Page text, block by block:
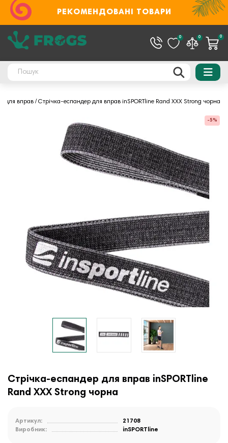
РЕКОМЕНДОВАНІ ТОВАРИ
0 0 0
для вправ Стрічка-еспандер для вправ inSPORTline Rand XXX Strong чорна
-5%
Стрічка-еспандер для вправ inSPORTline
Rand XXX Strong чорна
Артикул:
21708
Виробник:
inSPORTline